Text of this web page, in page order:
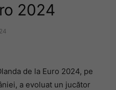
2024
de la Euro 2024, pe
a evoluat un jucător